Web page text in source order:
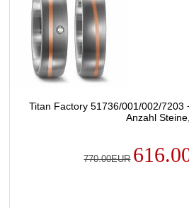
Titan Factory 51736/001/002/7203
Anzahl Steine,
770.00EUR